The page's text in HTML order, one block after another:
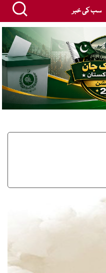
سب کی خبر